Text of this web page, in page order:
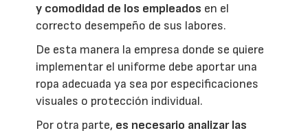
y comodidad de los empleados en el
correcto desempeño de sus labores.
De esta manera la empresa donde se quiere
implementar el uniforme debe aportar una
ropa adecuada ya sea por especificaciones
visuales o protección individual.
Por otra parte, es necesario analizar las